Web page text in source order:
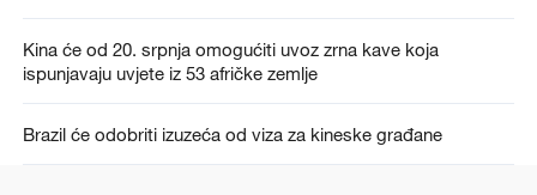
Kina će od 20. srpnja omogućiti uvoz zrna kave koja
ispunjavaju uvjete iz 53 afričke zemlje
Brazil će odobriti izuzeća od viza za kineske građane